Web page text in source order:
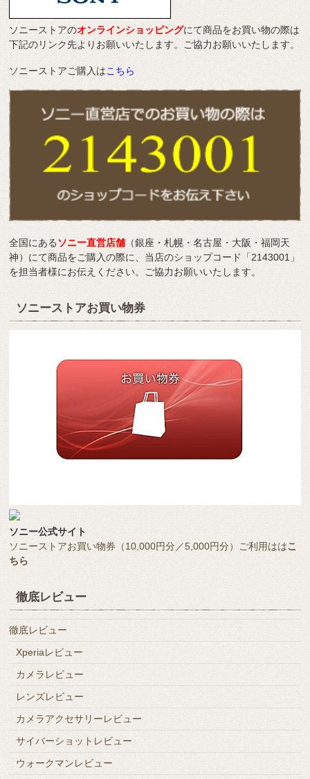
ソニーストアのオンラインショッピングにて商品をお買い物の際は
下記のリンク先よりお願いいたします。ご協力お願いいたします。
ソニーストアご購入はこちら
全国にあるソニー直営店舗 （銀座・札幌・名古屋・大阪・福岡天
神）にて商品をご購入の際に、当店のショップコード「2143001」
を担当者様にお伝えください。ご協力お願いいたします。
ソニーストアお買い物券
ソニー公式サイト
ソニーストアお買い物券（10,000円分／5,000円分）ご利用ははこ
ちら
徹底レビュー
徹底レビュー
Xperiaレビュー
カメラレビュー
レンズレビュー
カメラアクセサリーレビュー
サイバーショットレビュー
ウォークマンレビュー